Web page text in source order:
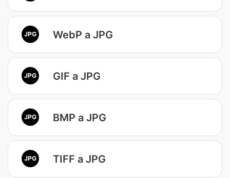
JPG WebP a JPG
JPG GIF a JPG
JPG BMP a JPG
JPG TIFF a JPG